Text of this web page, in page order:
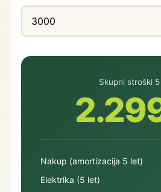
Skupni stroški
Nakup (amortizacija 5 let)
Elektrika (5 let)